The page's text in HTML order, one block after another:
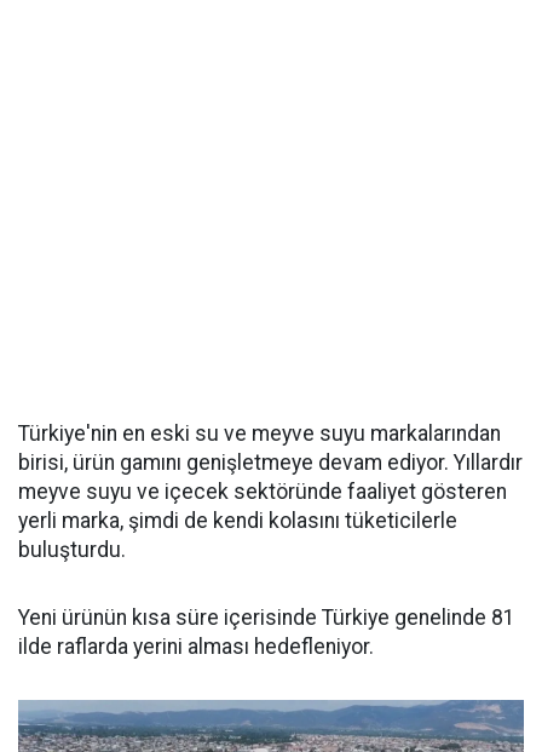
Türkiye'nin en eski su ve meyve suyu markalarından
birisi, ürün gamını genişletmeye devam ediyor. Yıllardır
meyve suyu ve içecek sektöründe faaliyet gösteren
yerli marka, şimdi de kendi kolasını tüketicilerle
buluşturdu.
Yeni ürünün kısa süre içerisinde Türkiye genelinde 81
ilde raflarda yerini alması hedefleniyor.